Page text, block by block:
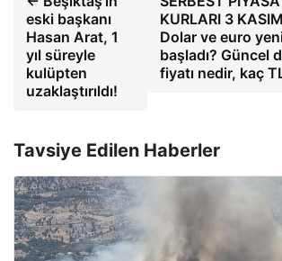
eski başkanı
Hasan Arat, 1
yıl süreyle
kulüpten
uzaklaştırıldı!
KURLARI 3
Dolar ve euro
başladı? Güncel
fiyatı nedir, kaç
Tavsiye Edilen Haberler